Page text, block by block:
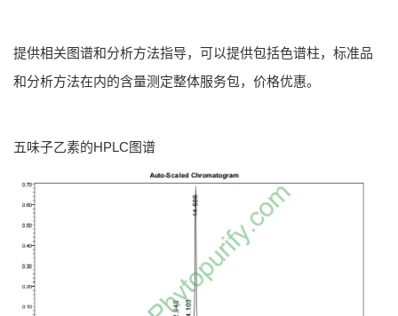
提供相关图谱和分析方法指导，可以提供包括色谱柱，标准品
和分析方法在内的含量测定整体服务包，价格优惠。
五味子乙素的HPLC图谱